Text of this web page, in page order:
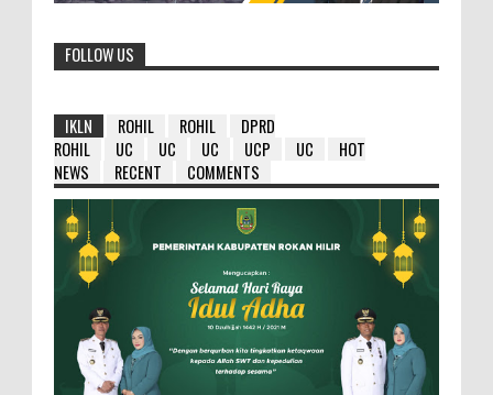
FOLLOW US
IKLN ROHIL ROHIL
DPRD
ROHIL
UC UC UC UCP UC
HOT
NEWS
RECENT COMMENTS